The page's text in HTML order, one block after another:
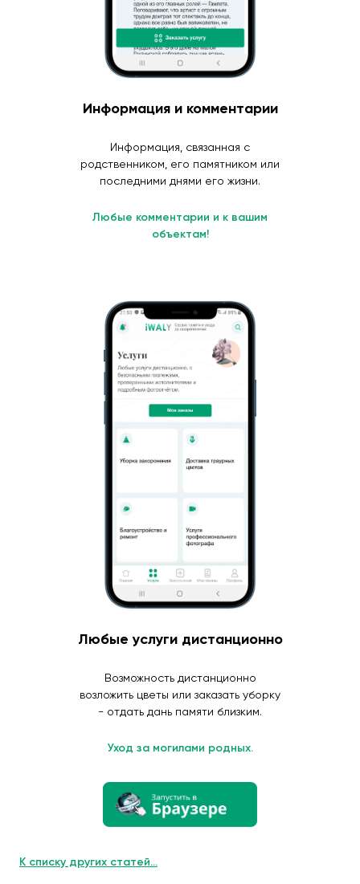
Информация и комментарии
Информация, связанная с
родственником, его памятником или
последними днями его жизни.
Любые комментарии и к вашим
объектам!
Любые услуги дистанционно
Возможность дистанционно
возложить цветы или заказать уборку
- отдать дань памяти близким.
Уход за могилами родных.
К списку других статей...